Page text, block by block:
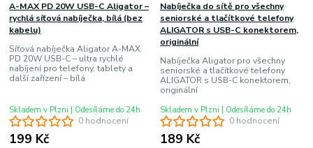
0 hodnocení
A-MAX PD 20W USB-C Aligator –
rychlá síťová nabíječka, bílá (bez
kabelu)
Síťová nabíječka Aligator A-MAX
PD 20W USB-C – ultra rychlé
nabíjení pro telefony, tablety a
další zařízení – bílá
199 Kč
Skladem v Plzni | Odesíláme do 24h
0 hodnocení
Nabíječka do sítě pro všechny
seniorské a tlačítkové telefony
ALIGATOR s USB-C konektorem,
originální
Nabíječka Aligator pro všechny
seniorské a tlačítkové telefony
ALIGATOR s USB-C konektorem,
originální
189 Kč
Skladem v Plzni | Odesíláme do 24h